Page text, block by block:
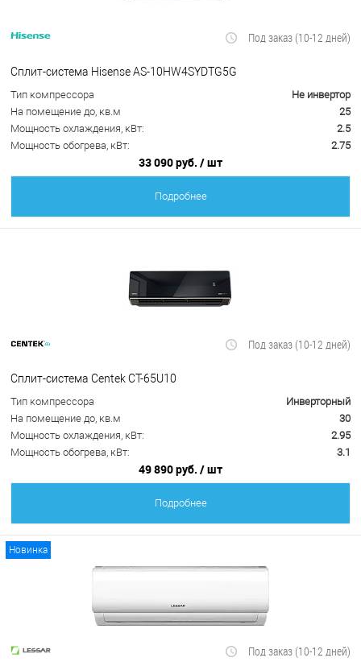
Под заказ (10-12 дней)
Сплит-система Hisense AS-10HW4SYDTG5G
Тип компрессора
Не инвертор
На помещение до, кв.м
25
Мощность охлаждения, кВт:
2.5
Мощность обогрева, кВт:
2.75
33 090 руб. / шт
Подробнее
Под заказ (10-12 дней)
Сплит-система Centek CT-65U10
Тип компрессора
Инверторный
На помещение до, кв.м
30
Мощность охлаждения, кВт:
2.95
Мощность обогрева, кВт:
3.1
49 890 руб. / шт
Подробнее
Новинка
Под заказ (10-12 дней)